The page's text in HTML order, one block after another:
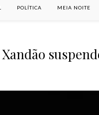
POLÍTICA MEIA NOITE
Xandão